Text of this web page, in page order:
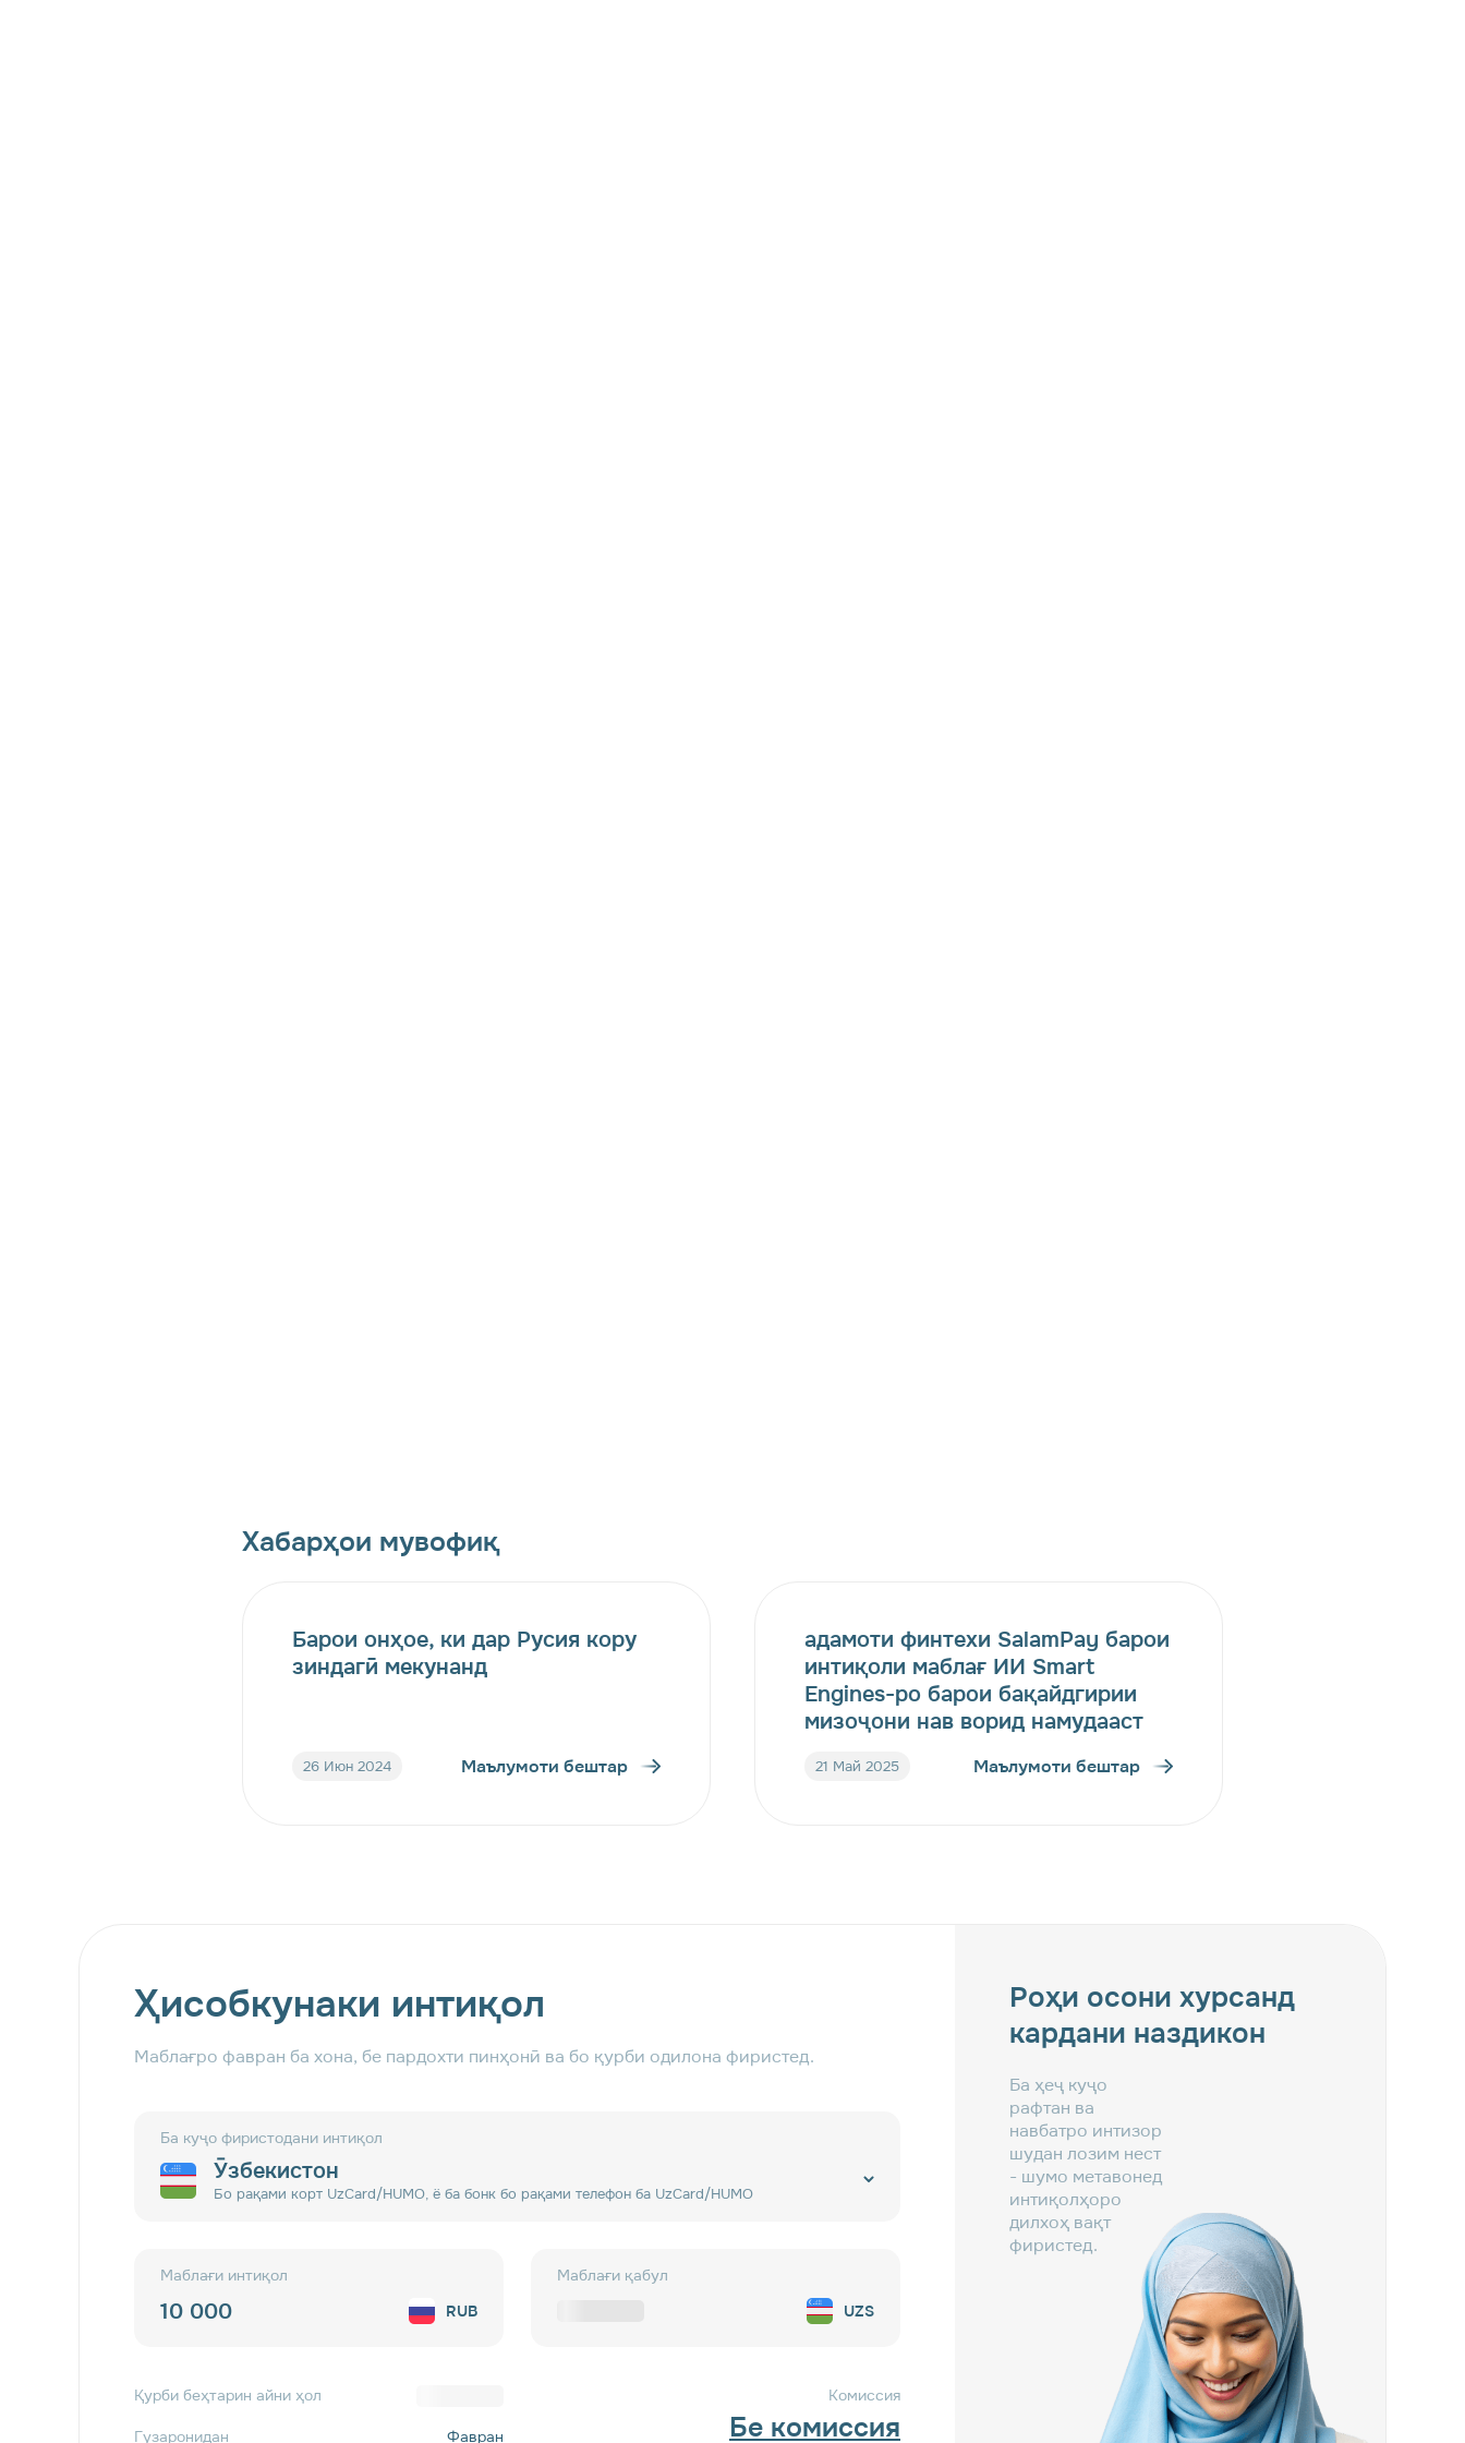
Хабарҳои мувофиқ
Барои онҳое, ки дар Русия кору
зиндагӣ мекунанд
26 Июн 2024 Маълумоти бештар
адамоти финтехи SalamPay барои
интиқоли маблағ ИИ Smart
Engines-ро барои бақайдгирии
мизоҷони нав ворид намудааст
21 Май 2025 Маълумоти бештар
Ҳисобкунаки интиқол
Маблағро фавран ба хона, бе пардохти пинҳонӣ ва бо қурби одилона фиристед.
Ба куҷо фиристодани интиқол
Ӯзбекистон
Бо рақами корт UzCard/HUMO, ё ба бонк бо рақами телефон ба UzCard/HUMO
Маблағи интиқол
RUB
Маблағи қабул
UZS
Қурби беҳтарин айни ҳол
Гузаронидан Фавран
Комиссия
Бе комиссия
Роҳи осони хурсанд
кардани наздикон
Ба ҳеҷ куҷо
рафтан ва
навбатро интизор
шудан лозим нест
- шумо метавонед
интиқолҳоро
дилхоҳ вақт
фиристед.